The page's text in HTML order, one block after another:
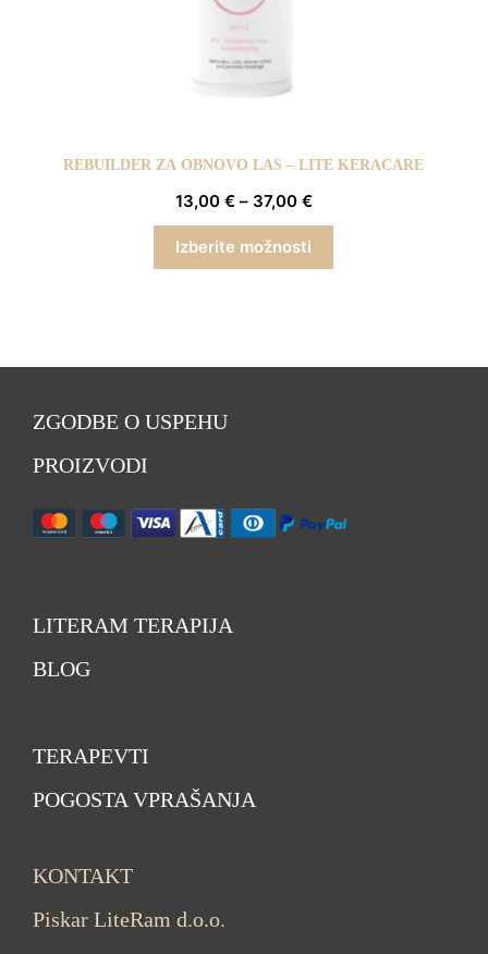
REBUILDER ZA OBNOVO LAS – LITE KERACARE
13,00 € – 37,00 €
Izberite možnosti
ZGODBE O USPEHU
PROIZVODI
LITERAM TERAPIJA
BLOG
TERAPEVTI
POGOSTA VPRAŠANJA
KONTAKT
Piskar LiteRam d.o.o.